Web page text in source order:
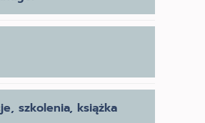
szkolenia, książka